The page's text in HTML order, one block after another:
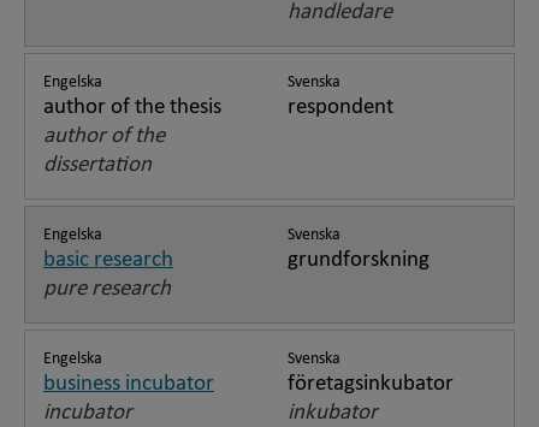
handledare
Engelska
author of the thesis
author of the
dissertation
Svenska
respondent
Engelska
basic research
pure research
Svenska
grundforskning
Engelska
business incubator
incubator
Svenska
företagsinkubator
inkubator